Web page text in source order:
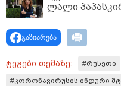
ლალი
გაზიარება
ტეგები თემაზე: #რუსეთი
#კორონავირუსის ინდური